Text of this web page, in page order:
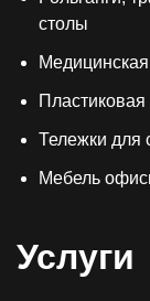
столы
Пластиковая
Тележки для
Мебель
Услуги